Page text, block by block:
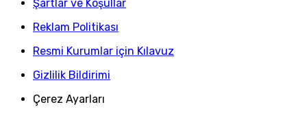
Şartlar ve Koşullar
Reklam Politikası
Resmi Kurumlar için Kılavuz
Gizlilik Bildirimi
Çerez Ayarları